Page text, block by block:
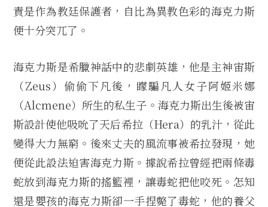
責是作為教廷保護者，自比為異教色彩的海克力斯
便十分突兀了。
海克力斯是希臘神話中的悲劇英雄，他是主神宙斯
（Zeus）偷偷下凡後，矇騙凡人女子阿姬米娜
（Alcmene）所生的私生子。海克力斯出生後被宙
斯設計使他吸吮了天后希拉（Hera）的乳汁，從此
變得大力無窮。後來丈夫的風流事被希拉發現，她
便從此設法迫害海克力斯。據說希拉曾經把兩條毒
蛇放到海克力斯的搖籃裡，讓毒蛇把他咬死。怎知
還是嬰孩的海克力斯卻一手捏斃了毒蛇，他的養父